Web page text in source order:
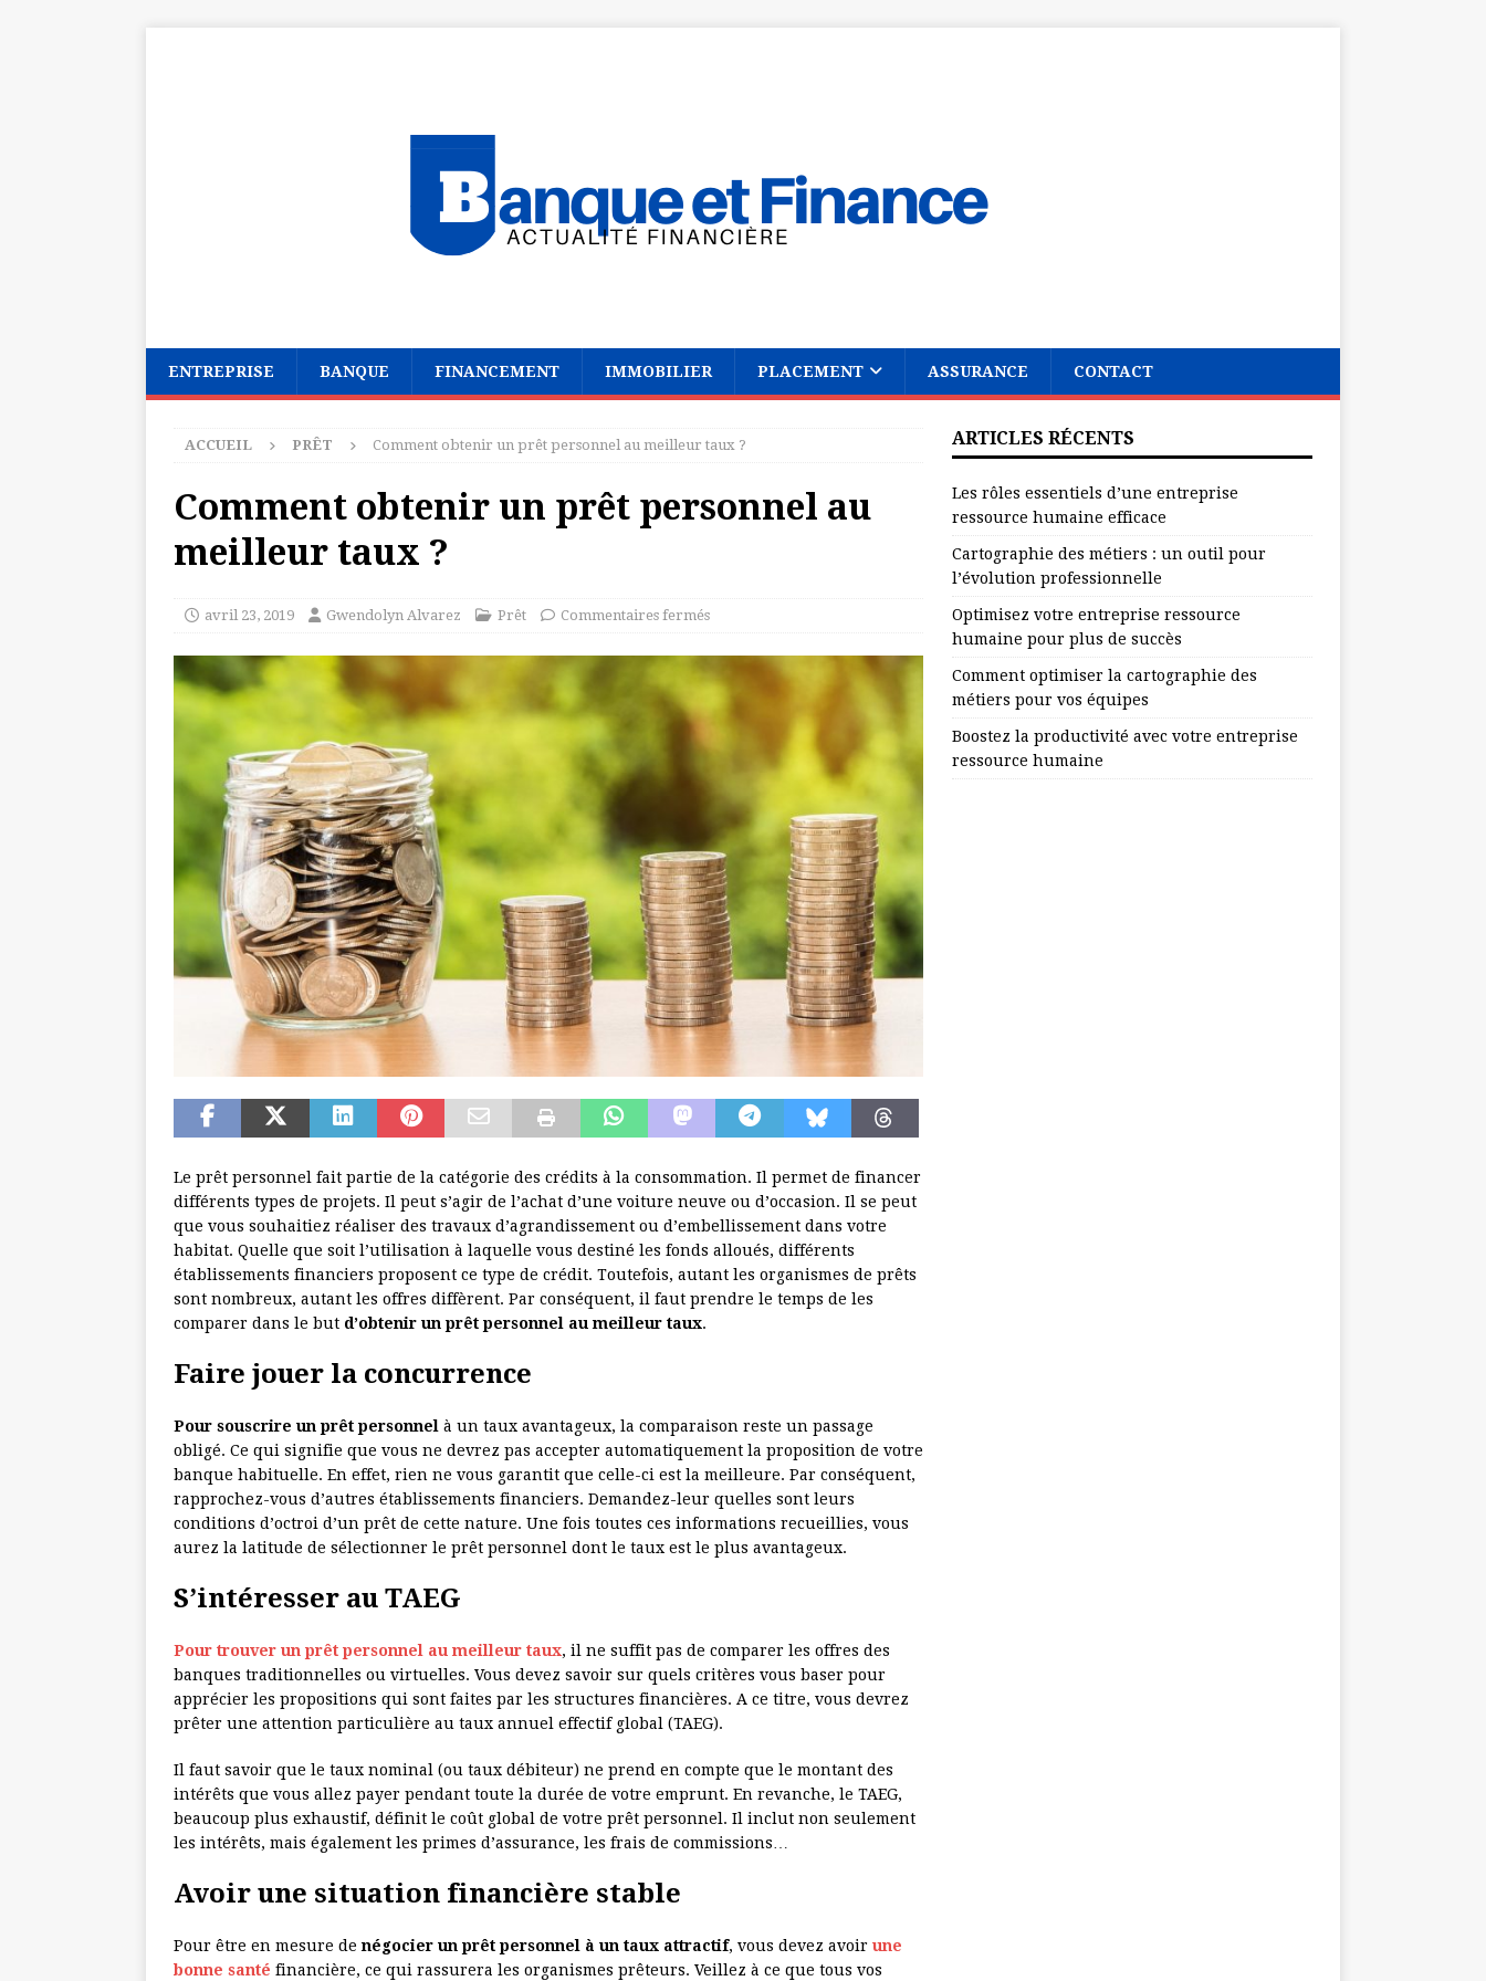
ENTREPRISE BANQUE FINANCEMENT IMMOBILIER PLACEMENT ASSURANCE CONTACT
ACCUEIL PRÊT Comment obtenir un prêt personnel au meilleur taux ?
Comment obtenir un prêt personnel au
meilleur taux ?
avril 23, 2019 Gwendolyn Alvarez Prêt Commentaires fermés
Le prêt personnel fait partie de la catégorie des crédits à la consommation. Il permet de financer
différents types de projets. Il peut s’agir de l’achat d’une voiture neuve ou d’occasion. Il se peut
que vous souhaitiez réaliser des travaux d’agrandissement ou d’embellissement dans votre
habitat. Quelle que soit l’utilisation à laquelle vous destiné les fonds alloués, différents
établissements financiers proposent ce type de crédit. Toutefois, autant les organismes de prêts
sont nombreux, autant les offres diffèrent. Par conséquent, il faut prendre le temps de les
comparer dans le but d’obtenir un prêt personnel au meilleur taux.
Faire jouer la concurrence
Pour souscrire un prêt personnel à un taux avantageux, la comparaison reste un passage
obligé. Ce qui signifie que vous ne devrez pas accepter automatiquement la proposition de votre
banque habituelle. En effet, rien ne vous garantit que celle-ci est la meilleure. Par conséquent,
rapprochez-vous d’autres établissements financiers. Demandez-leur quelles sont leurs
conditions d’octroi d’un prêt de cette nature. Une fois toutes ces informations recueillies, vous
aurez la latitude de sélectionner le prêt personnel dont le taux est le plus avantageux.
S’intéresser au TAEG
Pour trouver un prêt personnel au meilleur taux, il ne suffit pas de comparer les offres des
banques traditionnelles ou virtuelles. Vous devez savoir sur quels critères vous baser pour
apprécier les propositions qui sont faites par les structures financières. A ce titre, vous devrez
prêter une attention particulière au taux annuel effectif global (TAEG).
Il faut savoir que le taux nominal (ou taux débiteur) ne prend en compte que le montant des
intérêts que vous allez payer pendant toute la durée de votre emprunt. En revanche, le TAEG,
beaucoup plus exhaustif, définit le coût global de votre prêt personnel. Il inclut non seulement
les intérêts, mais également les primes d’assurance, les frais de commissions…
Avoir une situation financière stable
Pour être en mesure denégocier un prêt personnel à un taux attractif, vous devez avoir une
bonne santé financière, ce qui rassurera les organismes prêteurs. Veillez à ce que tous vos
ARTICLES RÉCENTS
Les rôles essentiels d’une entreprise
ressource humaine efficace
Cartographie des métiers : un outil pour
l’évolution professionnelle
Optimisez votre entreprise ressource
humaine pour plus de succès
Comment optimiser la cartographie des
métiers pour vos équipes
Boostez la productivité avec votre entreprise
ressource humaine